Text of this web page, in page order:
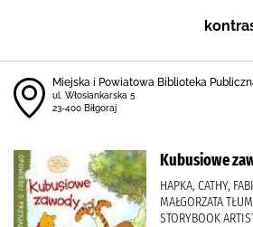
Miejska i Powiatowa Biblioteka
ul. Włosiankarska 5
23-400 Biłgoraj
Kubusiowe
HAPKA, CATHY,
MAŁGORZATA
STORYBOOK